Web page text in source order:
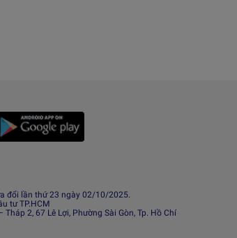
đổi lần thứ 23 ngày 02/10/2025.
tư TP.HCM
2, 67 Lê Lợi, Phường Sài Gòn, Tp. Hồ Chí